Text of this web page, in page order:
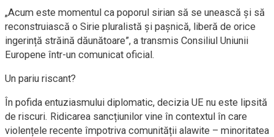
„Acum este momentul ca poporul sirian să se unească şi să
reconstruiască o Sirie pluralistă şi paşnică, liberă de orice
ingerință străină dăunătoare”, a transmis Consiliul Uniunii
Europene într-un comunicat oficial.
Un pariu riscant?
În pofida entuziasmului diplomatic, decizia UE nu este lipsită
de riscuri. Ridicarea sancțiunilor vine în contextul în care
violențele recente împotriva comunității alawite – minoritatea